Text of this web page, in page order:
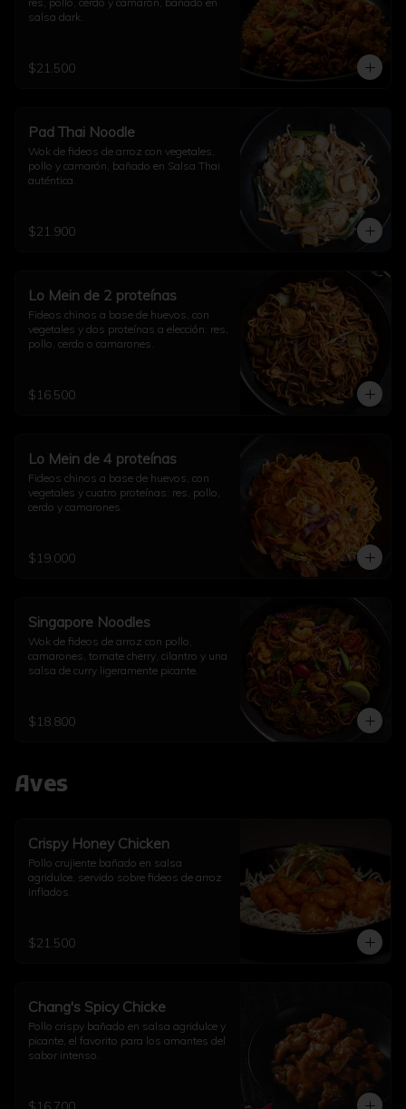
salsa dark.
$21.500
Pad Thai Noodle
Wok de fideos de arroz con vegetales,
pollo y camarón, bañado en Salsa Thai
auténtica.
$21.900
Lo Mein de 2 proteínas
Fideos chinos a base de huevos, con
vegetales y dos proteínas a elección: res,
pollo, cerdo o camarones.
$16.500
Lo Mein de 4 proteínas
Fideos chinos a base de huevos, con
vegetales y cuatro proteínas: res, pollo,
cerdo y camarones.
$19.000
Singapore Noodles
Wok de fideos de arroz con pollo,
camarones, tomate cherry, cilantro y una
salsa de curry ligeramente picante.
$18.800
Aves
Crispy Honey Chicken
Pollo crujiente bañado en salsa
agridulce, servido sobre fideos de arroz
inflados.
$21.500
Chang's Spicy Chicke
Pollo crispy bañado en salsa agridulce y
picante, el favorito para los amantes del
sabor intenso.